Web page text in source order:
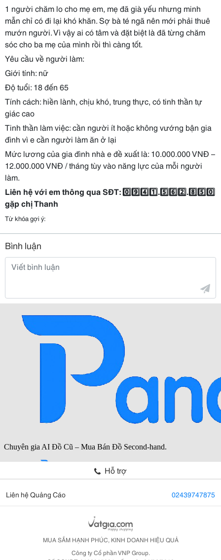
1 người chăm lo cho mẹ em, mẹ đã già yếu nhưng minh
mẫn chỉ có đi lại khó khăn. Sợ bà té ngã nên mới phải thuê
mướn người. Vì vậy ai có tâm và đặt biệt là đã từng chăm
sóc cho ba mẹ của mình rồi thì càng tốt.
Yêu cầu về người làm:
Giới tính: nữ
Độ tuổi: 18 đến 65
Tính cách: hiền lành, chịu khó, trung thực, có tinh thần tự
giác cao
Tinh thần làm việc: cần người ít hoặc không vướng bận gia
đình vì e cần người làm ăn ở lại
Mức lương của gia đình nhà e đề xuất là: 10.000.000 VNĐ –
12.000.000 VNĐ / tháng tùy vào năng lực của mỗi người
làm.
Liên hệ với em thông qua SĐT:0️⃣9️⃣4️⃣1️⃣.5️⃣6️⃣2️⃣.8️⃣5️⃣0️⃣
gặp chị Thanh
Từ khóa gợi ý:
Bình luận
Hỗ trợ
Liên hệ Quảng Cáo 02439747875
MUA SẮM HẠNH PHÚC, KINH DOANH HIỆU QUẢ
Công ty Cổ phần VNP Group.